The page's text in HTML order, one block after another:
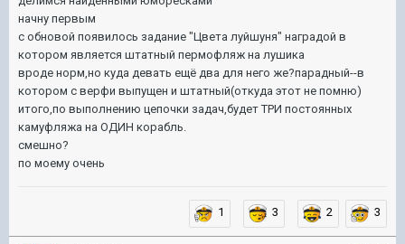
начну первым
с обновой появилось задание "Цвета луйшуня" наградой в
котором является штатный пермофляж на лушика
вроде норм,но куда девать ещё два для него же?парадный--в
котором с верфи выпущен и штатный(откуда этот не помню)
итого,по выполнению цепочки задач,будет ТРИ постоянных
камуфляжа на ОДИН корабль.
смешно?
по моему очень
1 3 2 3